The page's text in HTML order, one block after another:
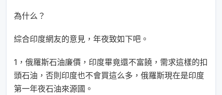
為什么？
綜合印度網友的意見，年夜致如下吧。
1，俄羅斯石油廉價，印度畢竟還不富饒，需求這樣的扣
頭石油，否則印度也不會買這么多，俄羅斯現在是印度
第一年夜石油來源國。